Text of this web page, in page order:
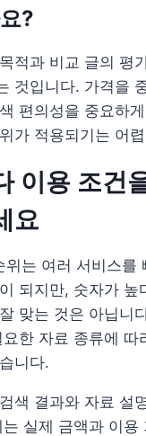
?
적과 비교 글의 평
것입니다. 가격을
편의성을 중요하
가 적용되기는 어
이용 조건
요
위는 여러 서비스를
되지만, 숫자가 높
맞는 것은 아닙니
한 자료 종류에 따
니다.
색 결과와 자료 설
실제 금액과 이용